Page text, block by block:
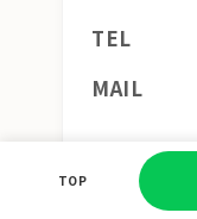
TEL
MAIL
TOP